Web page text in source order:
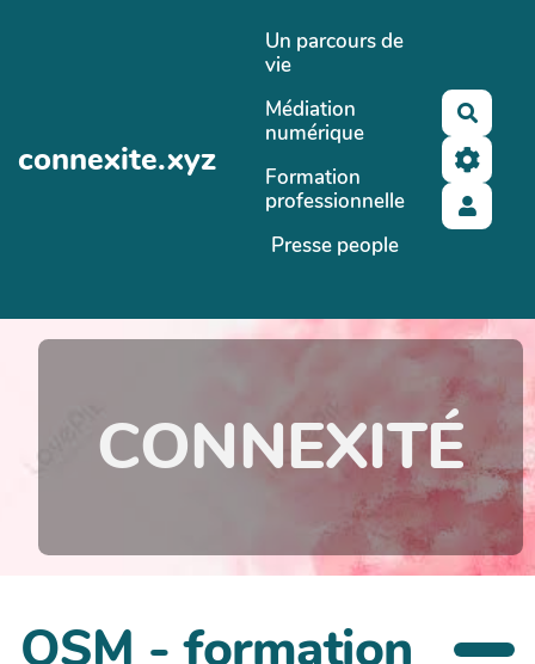
connexite.xyz
Un parcours de
vie
Médiation
numérique
Formation
professionnelle
Presse people
CONNEXITÉ
OSM - formation